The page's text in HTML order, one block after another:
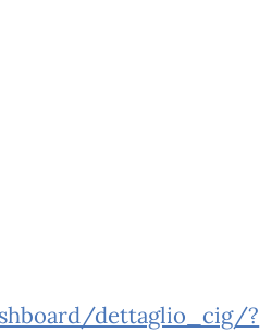
dettaglio_cig/?